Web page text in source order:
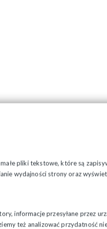
pliki tekstowe, które są
wydajności strony oraz
informacje przesyłane przez
też analizować przydatność